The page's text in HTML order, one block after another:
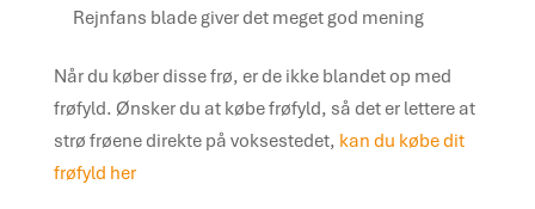
Rejnfans blade giver det meget god mening
Når du køber disse frø, er de ikke blandet op med
frøfyld. Ønsker du at købe frøfyld, så det er lettere at
strø frøene direkte på voksestedet, kan du købe dit
frøfyld her